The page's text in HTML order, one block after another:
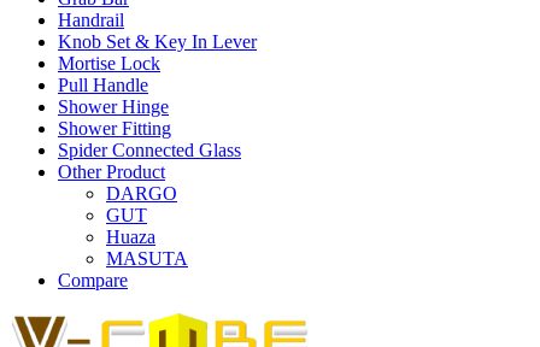
Handrail
Knob Set & Key In Lever
Mortise Lock
Pull Handle
Shower Hinge
Shower Fitting
Spider Connected Glass
Other Product
DARGO
GUT
Huaza
MASUTA
Compare